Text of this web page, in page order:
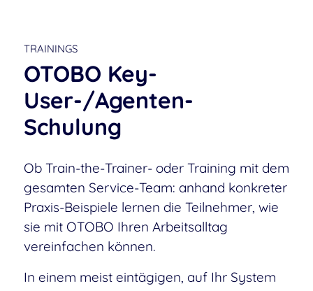
TRAININGS
OTOBO Key-
User-/Agenten-
Schulung
Ob Train-the-Trainer- oder Training mit dem
gesamten Service-Team: anhand konkreter
Praxis-Beispiele lernen die Teilnehmer, wie
sie mit OTOBO Ihren Arbeitsalltag
vereinfachen können.
In einem meist eintägigen, auf Ihr System